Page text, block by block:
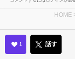
HOME
1 話す